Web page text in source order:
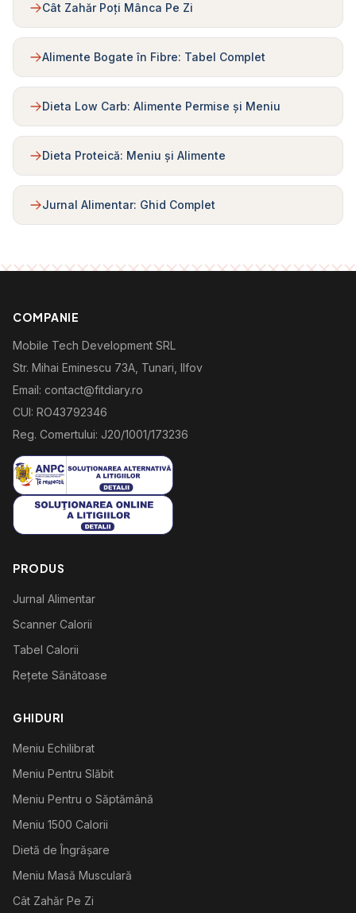
Cât Zahăr Poți Mânca Pe Zi
Alimente Bogate în Fibre: Tabel Complet
Dieta Low Carb: Alimente Permise și Meniu
Dieta Proteică: Meniu și Alimente
Jurnal Alimentar: Ghid Complet
COMPANIE
Mobile Tech Development SRL
Str. Mihai Eminescu 73A, Tunari, Ilfov
Email: contact@fitdiary.ro
CUI: RO43792346
Reg. Comertului: J20/1001/173236
PRODUS
Jurnal Alimentar
Scanner Calorii
Tabel Calorii
Rețete Sănătoase
GHIDURI
Meniu Echilibrat
Meniu Pentru Slăbit
Meniu Pentru o Săptămână
Meniu 1500 Calorii
Dietă de Îngrășare
Meniu Masă Musculară
Cât Zahăr Pe Zi